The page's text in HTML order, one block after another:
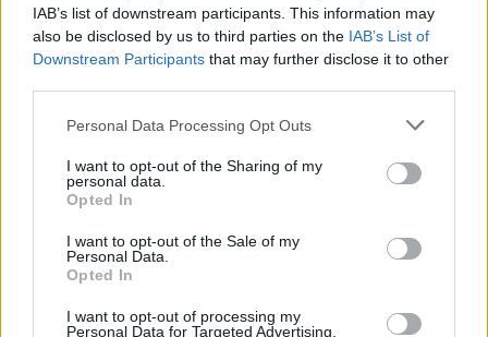
IAB’s list of downstream participants. This information may
also be disclosed by us to third parties on the IAB’s List of
Downstream Participants that may further disclose it to other
Please note that this website/app uses one or more Google
not limited to your visit or usage behaviour. You may click to
grant or deny consent to Google and its third-party tags to
use your data for below specified purposes in below Google
consent section.
Personal Data Processing Opt Outs
I want to opt-out of the Sharing of my
personal data.
Opted In
I want to opt-out of the Sale of my
Personal Data.
Opted In
I want to opt-out of processing my
Personal Data for Targeted Advertising.
színeiben játszotta legtöbb mérkőzését – írta a
KTE hivatalos honlapján. Tímár edzőként
vezetőedzőként: 2024-ben az NB I-be vezette a
klubot, valamint a Magyar Kupa elődöntőjébe is
bejutottak.